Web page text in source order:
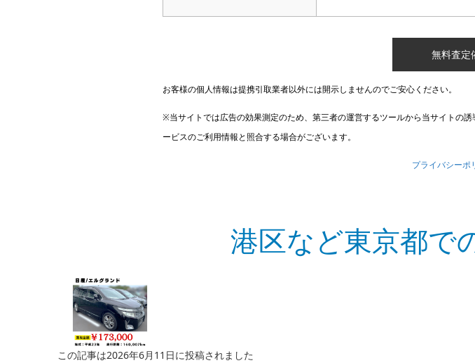
お客様の個人情報は提携引取業者以外には開示しませんのでご安心ください。
※当サイトでは広告の効果測定のため、第三者の運営するツールから当サイトの
ービスのご利用情報と照合する場合がございます。
プライバシーポ
港区など東京都で
この記事は2026年6月11日に投稿されました